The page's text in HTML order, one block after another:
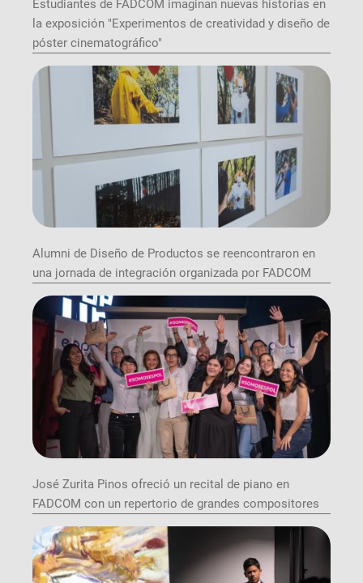
Estudiantes de FADCOM imaginan nuevas historias en
la exposición "Experimentos de creatividad y diseño de
póster cinematográfico"
Alumni de Diseño de Productos se reencontraron en
una jornada de integración organizada por FADCOM
José Zurita Pinos ofreció un recital de piano en
FADCOM con un repertorio de grandes compositores